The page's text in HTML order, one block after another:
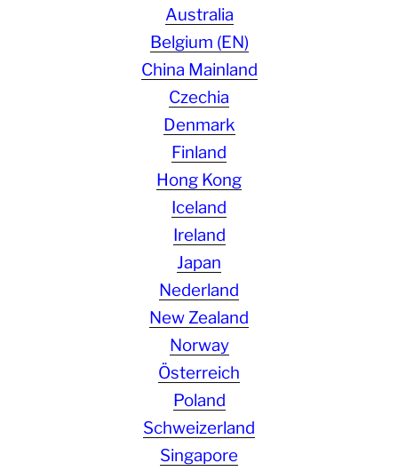
Australia
Belgium (EN)
China Mainland
Czechia
Denmark
Finland
Hong Kong
Iceland
Ireland
Japan
Nederland
New Zealand
Norway
Österreich
Poland
Schweizerland
Singapore